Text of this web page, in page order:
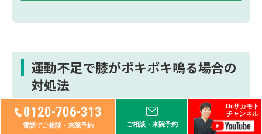
0120-706-313
電話でご相談・来院予約 ご相談・来院予約
Dr.サカモト
チャンネル
運動不足で膝がポキポキ鳴る場合の
対処法
運動不足が原因で膝が鳴る場合、日常的なストレ